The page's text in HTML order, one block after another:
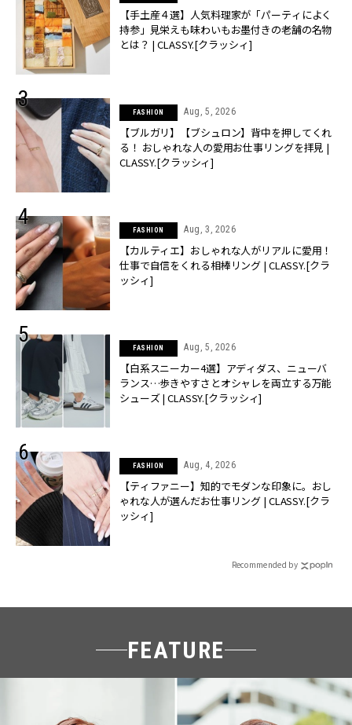
【手土産４選】人気料理家が「パーティによく
持参」見栄えも味わいもお墨付きの老舗の名物
とは？ | CLASSY.[クラッシィ]
FASHION Aug, 5, 2026
【ブルガリ】【ブシュロン】背中を押してくれ
る！ おしゃれな人の愛用お仕事リングを拝見 |
CLASSY.[クラッシィ]
FASHION Aug, 3, 2026
【カルティエ】おしゃれな人がリアルに愛用！
仕事で自信をくれる相棒リング | CLASSY.[クラ
ッシィ]
FASHION Aug, 5, 2026
【白系スニーカー4選】アディダス、ニューバ
ランス…歩きやすさとオシャレを両立する万能
シューズ | CLASSY.[クラッシィ]
FASHION Aug, 4, 2026
【ティファニー】知的でモダンな印象に。おし
ゃれな人が選んだお仕事リング | CLASSY.[クラ
ッシィ]
Recommended by
FEATURE